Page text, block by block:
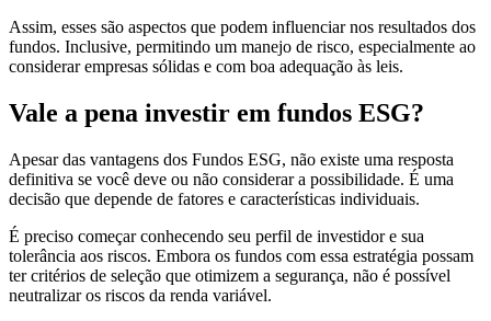
Assim, esses são aspectos que podem influenciar nos resultados dos
fundos. Inclusive, permitindo um manejo de risco, especialmente ao
considerar empresas sólidas e com boa adequação às leis.
Vale a pena investir em fundos ESG?
Apesar das vantagens dos Fundos ESG, não existe uma resposta
definitiva se você deve ou não considerar a possibilidade. É uma
decisão que depende de fatores e características individuais.
É preciso começar conhecendo seu perfil de investidor e sua
tolerância aos riscos. Embora os fundos com essa estratégia possam
ter critérios de seleção que otimizem a segurança, não é possível
neutralizar os riscos da renda variável.